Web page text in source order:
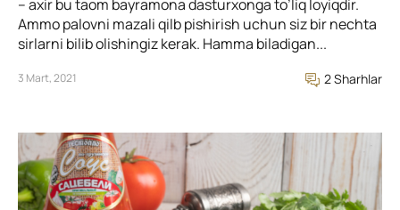
– axir bu taom bayramona dasturxonga to’liq loyiqdir.
Ammo palovni mazali qilb pishirish uchun siz bir nechta
sirlarni bilib olishingiz kerak. Hamma biladigan...
3 Mart, 2021 2 Sharhlar